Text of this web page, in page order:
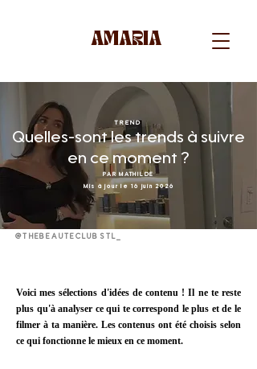
AMARIA
Quelles-sont les trends à suivre
en ce moment ?
TREND
PAR MATHILDE
Mis à jour le 16 juin 2026
@THEBEAUTECLUBSTL_
Voici mes sélections d'idées de contenu ! Il ne te reste
plus qu'à analyser ce qui te correspond le plus et de le
filmer à ta manière. Les contenus ont été choisis selon
ce qui fonctionne le mieux en ce moment.